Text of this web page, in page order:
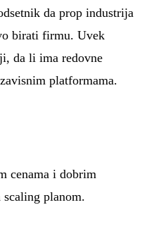
da prop industrija
birati firmu. Uvek
da li ima redovne
platformama.
cenama i dobrim
planom.